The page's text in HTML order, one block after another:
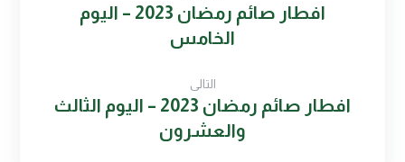
افطار صائم رمضان 2023 – اليوم
الخامس
التالى
افطار صائم رمضان 2023 – اليوم الثالث
والعشرون